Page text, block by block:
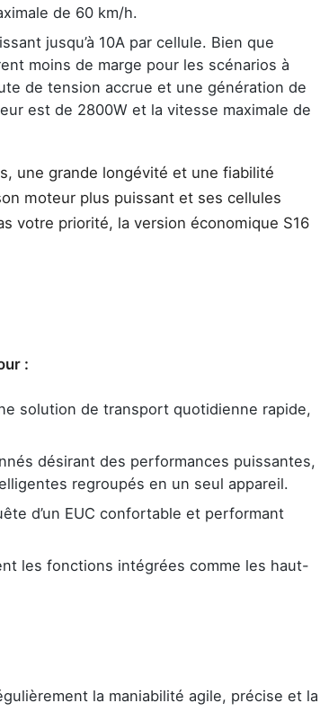
de 60 km/h.
jusqu’à 10A par cellule. Bien que
moins de marge pour les scénarios à
de tension accrue et une génération de
est de 2800W et la vitesse maximale de
une grande longévité et une fiabilité
moteur plus puissant et ses cellules
votre priorité, la version économique S16
:
solution de transport quotidienne rapide,
désirant des performances puissantes,
regroupés en un seul appareil.
d’un EUC confortable et performant
les fonctions intégrées comme les haut-
la maniabilité agile, précise et la